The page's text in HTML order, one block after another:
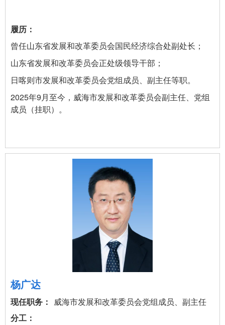
曾任山东省发展和改革委员会国民经济综合处副处长；
山东省发展和改革委员会正处级领导干部；
日喀则市发展和改革委员会党组成员、副主任等职。
2025年9月至今，威海市发展和改革委员会副主任、党组
成员（挂职）。
杨广达
威海市发展和改革委员会党组成员、副主任